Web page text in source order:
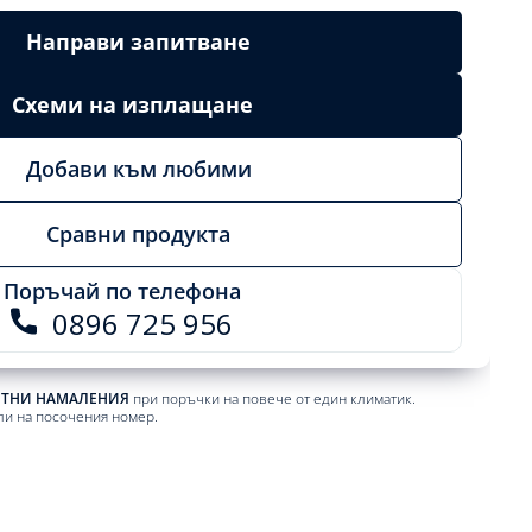
Направи запитване
Схеми на изплащане
Добави към любими
Сравни продукта
Поръчай по телефона
0896 725 956
НАМАЛЕНИЯ при поръчки на повече от един климатик.
на посочения номер.